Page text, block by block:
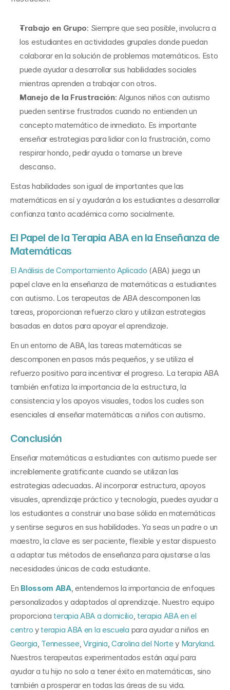
Trabajo en Grupo: Siempre que sea posible, involucra a
los estudiantes en actividades grupales donde puedan
colaborar en la solución de problemas matemáticos. Esto
puede ayudar a desarrollar sus habilidades sociales
mientras aprenden a trabajar con otros.
Manejo de la Frustración: Algunos niños con autismo
pueden sentirse frustrados cuando no entienden un
concepto matemático de inmediato. Es importante
enseñar estrategias para lidiar con la frustración, como
respirar hondo, pedir ayuda o tomarse un breve
descanso.
Estas habilidades son igual de importantes que las
matemáticas en sí y ayudarán a los estudiantes a desarrollar
confianza tanto académica como socialmente.
El Papel de la Terapia ABA en la Enseñanza de
Matemáticas
El Análisis de Comportamiento Aplicado (ABA) juega un
papel clave en la enseñanza de matemáticas a estudiantes
con autismo. Los terapeutas de ABA descomponen las
tareas, proporcionan refuerzo claro y utilizan estrategias
basadas en datos para apoyar el aprendizaje.
En un entorno de ABA, las tareas matemáticas se
descomponen en pasos más pequeños, y se utiliza el
refuerzo positivo para incentivar el progreso. La terapia ABA
también enfatiza la importancia de la estructura, la
consistencia y los apoyos visuales, todos los cuales son
esenciales al enseñar matemáticas a niños con autismo.
Conclusión
Enseñar matemáticas a estudiantes con autismo puede ser
increíblemente gratificante cuando se utilizan las
estrategias adecuadas. Al incorporar estructura, apoyos
visuales, aprendizaje práctico y tecnología, puedes ayudar a
los estudiantes a construir una base sólida en matemáticas
y sentirse seguros en sus habilidades. Ya seas un padre o un
maestro, la clave es ser paciente, flexible y estar dispuesto
a adaptar tus métodos de enseñanza para ajustarse a las
necesidades únicas de cada estudiante.
En Blossom ABA, entendemos la importancia de enfoques
personalizados y adaptados al aprendizaje. Nuestro equipo
proporciona terapia ABA a domicilio, terapia ABA en el
centro y terapia ABA en la escuela
Georgia, Tennessee, Virginia, Carolina del Norte y Maryland.
Nuestros terapeutas experimentados están aquí para
ayudar a tu hijo no solo a tener éxito en matemáticas, sino
también a prosperar en todas las áreas de su vida.